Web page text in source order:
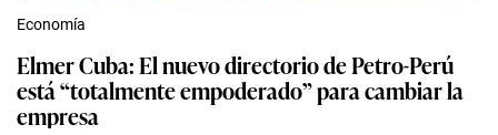
Economía
Elmer Cuba: El nuevo directorio de Petro-Perú
está “totalmente empoderado” para cambiar la
empresa